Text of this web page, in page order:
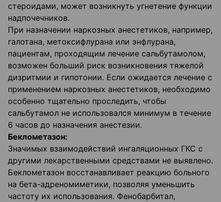
стероидами, может возникнуть угнетение функции
надпочечников.
При назначении наркозных анестетиков, например,
галотана, метоксифлурана или энфлурана,
пациентам, проходящим лечение сальбутамолом,
возможен больший риск возникновения тяжелой
дизритмии и гипотонии. Если ожидается лечение с
применением наркозных анестетиков, необходимо
особенно тщательно проследить, чтобы
сальбутамол не использовался минимум в течение
6 часов до назначения анестезии.
Беклометазон:
Значимых взаимодействий ингаляционных ГКС с
другими лекарственными средствами не выявлено.
Беклометазон восстанавливает реакцию больного
на бета-адреномиметики, позволяя уменьшить
частоту их использования. Фенобарбитал,